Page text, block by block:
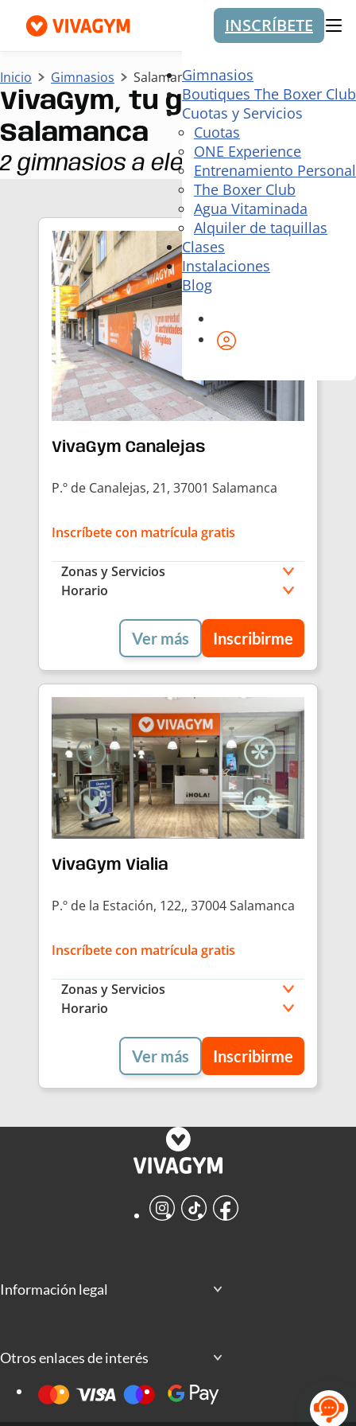
INSCRÍBETE
Gimnasios
Boutiques The Boxer Club
Cuotas y Servicios
Cuotas
ONE Experience
Entrenamiento Personal
The Boxer Club
Agua Vitaminada
Alquiler de taquillas
Clases
Instalaciones
Blog
Inicio Gimnasios Salamanca
VivaGym, tu gimnasio en
Salamanca
2 gimnasios a elegir
VivaGym Canalejas
P.º de Canalejas, 21, 37001 Salamanca
Inscríbete con matrícula gratis
Zonas y Servicios
Horario
Ver más Inscribirme
VivaGym Vialia
P.º de la Estación, 122,, 37004 Salamanca
Inscríbete con matrícula gratis
Zonas y Servicios
Horario
Ver más Inscribirme
Instagram
TikTokFacebook
Información legal
Otros enlaces de interés